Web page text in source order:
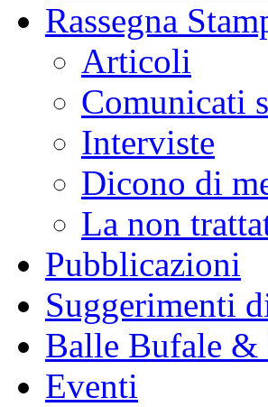
Rassegna
Articoli
Comunicati
Interviste
Dicono di
La non
Pubblicazioni
Suggerimenti
Balle Bufale &
Eventi